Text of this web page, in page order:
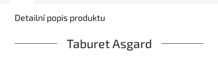
Detailní popis produktu
Taburet Asgard